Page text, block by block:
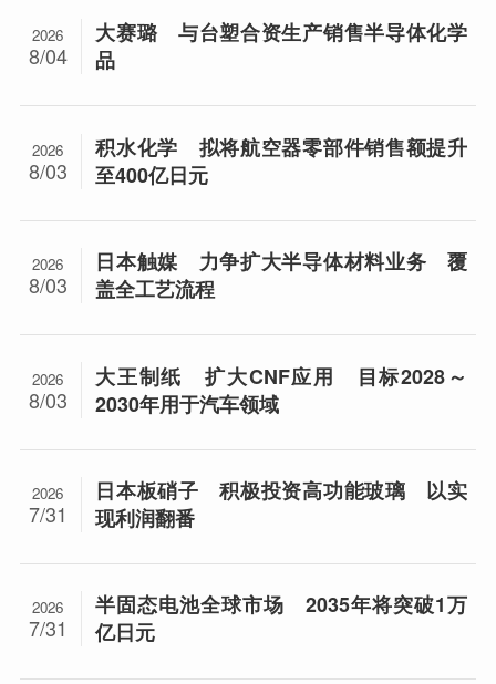
大赛璐 与台塑合资生产销售半导体化学
品
2026
8/04
积水化学 拟将航空器零部件销售额提升
至400亿日元
2026
8/03
日本触媒 力争扩大半导体材料业务 覆
盖全工艺流程
2026
8/03
大王制纸 扩大CNF应用 目标2028～
2030年用于汽车领域
2026
8/03
日本板硝子 积极投资高功能玻璃 以实
现利润翻番
2026
7/31
半固态电池全球市场 2035年将突破1万
亿日元
2026
7/31